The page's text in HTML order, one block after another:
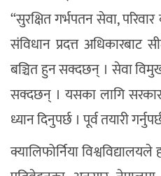
“सुरक्षित गर्भपतन सेवा,
संविधान प्रदत्त अधिकारबाट
बञ्चित हुन सक्दछन् । सेवा
सक्दछन् । यसका लागि
ध्यान दिनुपर्छ । पूर्व तयारी
क्यालिफोर्निया